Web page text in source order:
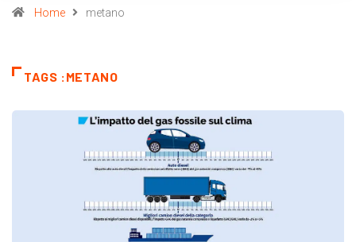
Home metano
TAGS :METANO